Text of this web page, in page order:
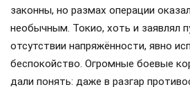
законны, но размах операции
необычным. Токио, хоть и заявлял
отсутствии напряжённости, явно
беспокойство. Огромные боевые
дали понять: даже в разгар